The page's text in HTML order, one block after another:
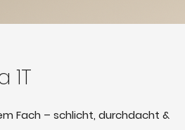
1T
Fach – schlicht, durchdacht &